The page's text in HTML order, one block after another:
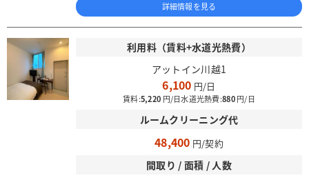
詳細情報を見る
利用料（賃料+水道光熱費）
アットイン川越1
6,100
賃料:5,220 水道光熱費:880
ルームクリーニング代
48,400
間取り / 面積 / 人数